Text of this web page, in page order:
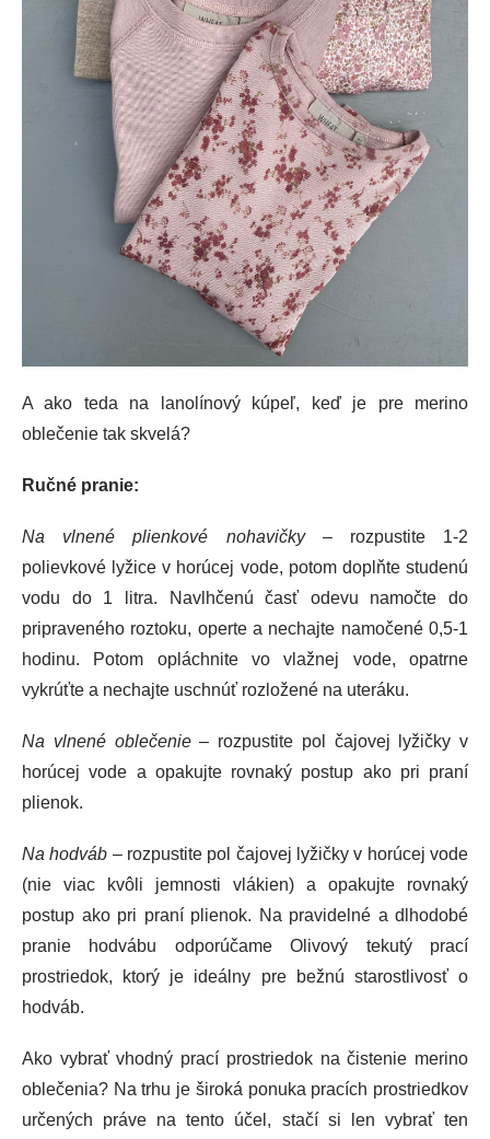
A ako teda na lanolínový kúpeľ, keď je pre merino
oblečenie tak skvelá?
Ručné pranie:
Na vlnené plienkové nohavičky– rozpustite 1-2
polievkové lyžice v horúcej vode, potom doplňte studenú
vodu do 1 litra. Navlhčenú časť odevu namočte do
pripraveného roztoku, operte a nechajte namočené 0,5-1
hodinu. Potom opláchnite vo vlažnej vode, opatrne
vykrúťte a nechajte uschnúť rozložené na uteráku.
Na vlnené oblečenie– rozpustite pol čajovej lyžičky v
horúcej vode a opakujte rovnaký postup ako pri praní
plienok.
Na hodváb – rozpustite pol čajovej lyžičky v horúcej vode
(nie viac kvôli jemnosti vlákien) a opakujte rovnaký
postup ako pri praní plienok. Na pravidelné a dlhodobé
pranie hodvábu odporúčame Olivový tekutý prací
prostriedok, ktorý je ideálny pre bežnú starostlivosť o
hodváb.
Ako vybrať vhodný prací prostriedok na čistenie merino
oblečenia? Na trhu je široká ponuka pracích prostriedkov
určených práve na tento účel, stačí si len vybrať ten